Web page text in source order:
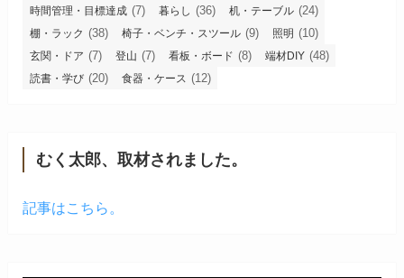
時間管理・目標達成 (7) 暮らし (36) 机・テーブル (24)
棚・ラック (38) 椅子・ベンチ・スツール (9) 照明 (10)
玄関・ドア (7) 登山 (7) 看板・ボード (8) 端材DIY (48)
読書・学び (20) 食器・ケース (12)
むく太郎、取材されました。
記事はこちら。